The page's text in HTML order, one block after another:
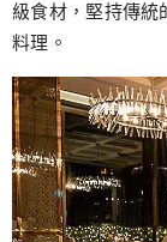
級食材，堅持傳統
料理。